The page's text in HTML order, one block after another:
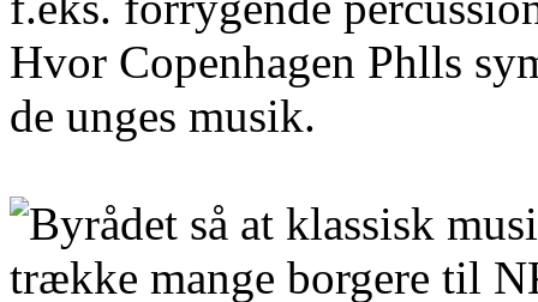
Hvor Copenhagen Phlls
de unges musik.